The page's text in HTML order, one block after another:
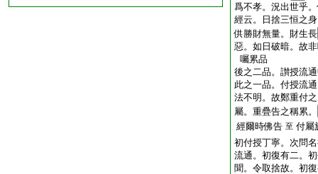
爲不孝。況出世乎
經云。日捨三恒之
供勝財無量。財生長
惡。如日破暗。故
囑累品
後之二品。讃授流
此之一品。付授流
法不明。故鄭重付
屬。重疊告之稱累。
經爾時佛告 至 付屬
初付授丁寧。次問
流通。初復有二。
聞。令取捨故。初